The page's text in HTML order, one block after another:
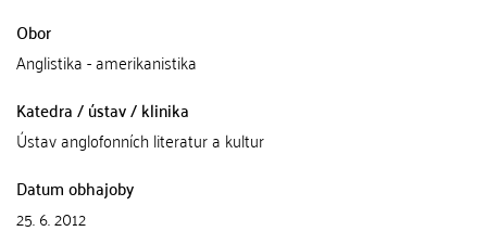
Obor
Anglistika - amerikanistika
Katedra / ústav / klinika
Ústav anglofonních literatur a kultur
Datum obhajoby
25. 6. 2012